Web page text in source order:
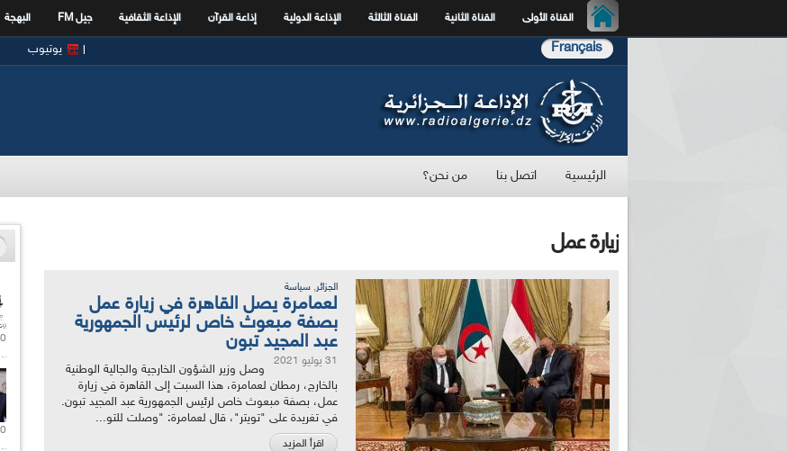
القناة الأولى القناة الثانية القناة الثالثة الإذاعة الدولية إذاعة القرآن الإذاعة الثقافية جيل FM البهجة
Français يوتيوب
الرئيسية اتصل بنا من نحن؟
زيارة عمل
الجزائر, سياسة
لعمامرة يصل القاهرة في زيارة عمل
بصفة مبعوث خاص لرئيس الجمهورية
عبد المجيد تبون
31 يوليو 2021
وصل وزير الشؤون الخارجية والجالية الوطنية
بالخارج، رمطان لعمامرة، هذا السبت إلى القاهرة في زيارة
عمل، بصفة مبعوث خاص لرئيس الجمهورية عبد المجيد تبون.
في تغريدة على "تويتر"، قال لعمامرة: "‏وصلت للتو...
اقرأ المزيد
20
10